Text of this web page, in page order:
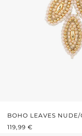
BOHO LEAVES NUDE/
REGULÄRER
119,99 €